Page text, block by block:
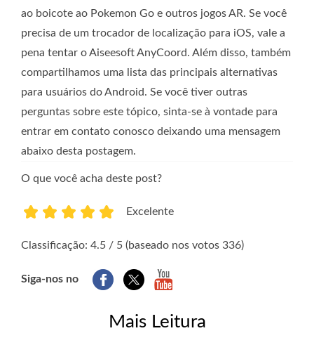
ao boicote ao Pokemon Go e outros jogos AR. Se você
precisa de um trocador de localização para iOS, vale a
pena tentar o Aiseesoft AnyCoord. Além disso, também
compartilhamos uma lista das principais alternativas
para usuários do Android. Se você tiver outras
perguntas sobre este tópico, sinta-se à vontade para
entrar em contato conosco deixando uma mensagem
abaixo desta postagem.
O que você acha deste post?
Excelente
Classificação: 4.5 / 5 (baseado nos votos 336)
Siga-nos no
Mais Leitura